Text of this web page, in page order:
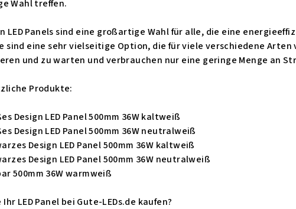
Wahl treffen.
LED Panels sind eine großartige Wahl für alle, die eine
sind eine sehr vielseitige Option, die für viele verschiedene
und zu warten und verbrauchen nur eine geringe Menge an
Produkte:
Design LED Panel 500mm 36W kaltweiß
Design LED Panel 500mm 36W neutralweiß
Design LED Panel 500mm 36W kaltweiß
Design LED Panel 500mm 36W neutralweiß
500mm 36W warmweiß
LED Panel bei Gute-LEDs.de kaufen?